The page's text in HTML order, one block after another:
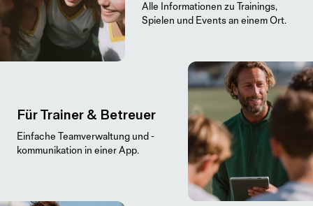
Alle Informationen zu Trainings,
Spielen und Events an einem Ort.
Für Trainer & Betreuer
Einfache Teamverwaltung und -
kommunikation in einer App.